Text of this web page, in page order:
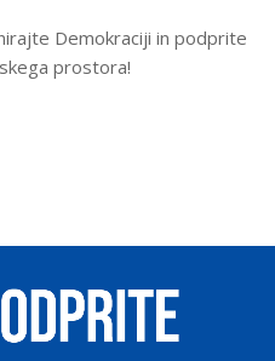
Demokraciji in podprite
prostora!